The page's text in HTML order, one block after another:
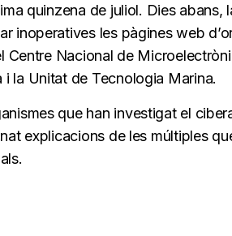
quinzena de juliol. Dies abans,
inoperatives les pàgines web
Centre Nacional de
la Unitat de Tecnologia Marina.
que han investigat el
explicacions de les múltiples